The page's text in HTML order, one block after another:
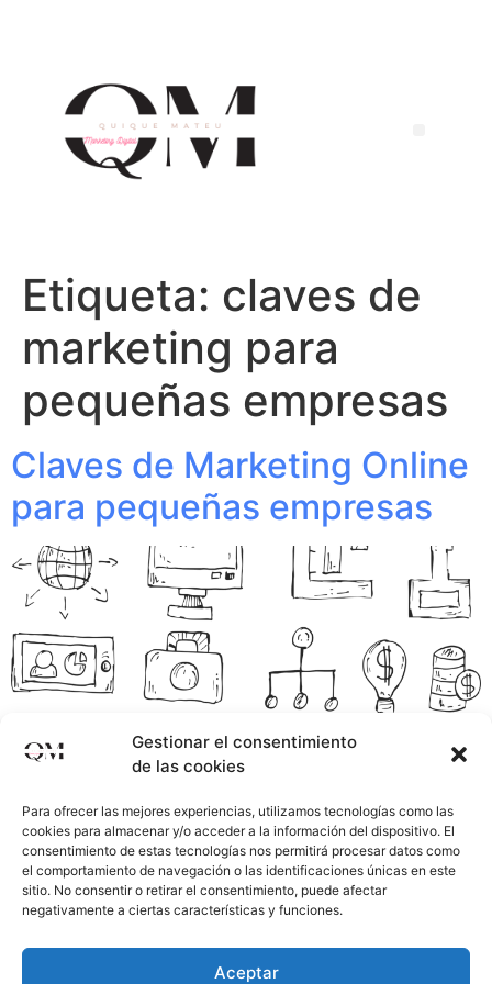
Gestionar el consentimiento
de las cookies
Para ofrecer las mejores experiencias, utilizamos tecnologías como las
cookies para almacenar y/o acceder a la información del dispositivo. El
consentimiento de estas tecnologías nos permitirá procesar datos como
el comportamiento de navegación o las identificaciones únicas en este
sitio. No consentir o retirar el consentimiento, puede afectar
negativamente a ciertas características y funciones.
Aceptar
Etiqueta: claves de
marketing para
pequeñas empresas
Claves de Marketing Online
para pequeñas empresas
En el cambiante paisaje empresarial actual, la
digitalización se ha convertido en un catalizador crucial
para el éxito de las pequeñas empresas. El marketing
online, en particular, desempeña un papel central en